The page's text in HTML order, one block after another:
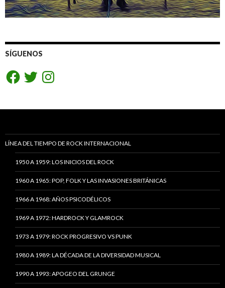
SÍGUENOS
FacebookTwitterInstagram
LÍNEA DEL TIEMPO DE ROCK INTERNACIONAL
1950 A 1959: LOS INICIOS DEL ROCK
1960 A 1965: POP, FOLK Y LAS INVASIONES BRITÁNICAS
1966 A 1968: AÑOS PSICODÉLICOS
1969 A 1972: HARDROCK Y GLAMROCK
1973 A 1979: ROCK PROGRESIVO VS PUNK
1980 A 1989: LA DÉCADA DE LA DIVERSIDAD MUSICAL
1990 A 1993: APOGEO DEL GRUNGE